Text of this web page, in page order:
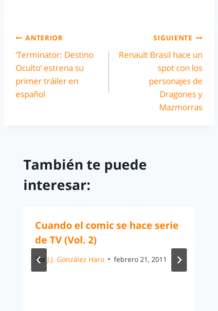
ANTERIOR
‘Terminator: Destino
Oculto’ estrena su
primer tráiler en
español
SIGUIENTE
Renault Brasil hace un
spot con los
personajes de
Dragones y
Mazmorras
También te puede
interesar:
Cuando el comic se hace serie
de TV (Vol. 2)
Por J.J. González Haro febrero 21, 2011